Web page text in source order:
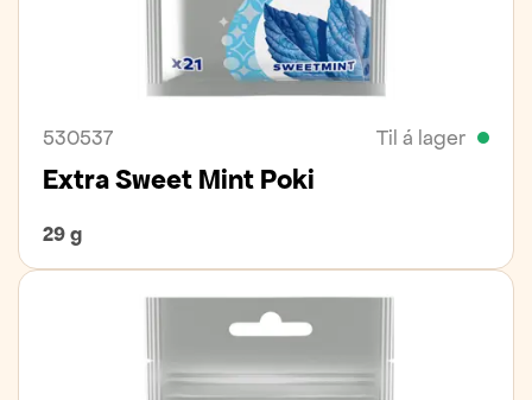
530537 Til á lager
Extra Sweet Mint Poki
29 g